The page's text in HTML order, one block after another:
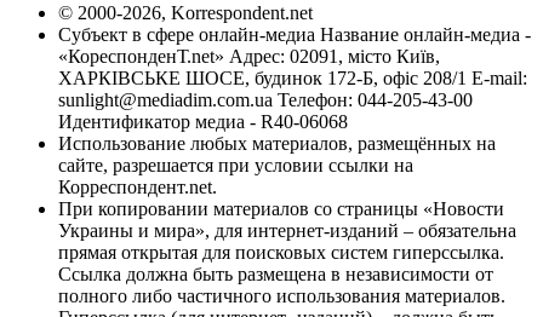
© 2000-2026, Korrespondent.net
Субъект в сфере онлайн-медиа Название онлайн-медиа -
«КореспонденТ.net» Адрес: 02091, місто Київ,
ХАРКІВСЬКЕ ШОСЕ, будинок 172-Б, офіс 208/1 E-mail:
sunlight@mediadim.com.ua Телефон: 044-205-43-00
Идентификатор медиа - R40-06068
Использование любых материалов, размещённых на
сайте, разрешается при условии ссылки на
Корреспондент.net.
При копировании материалов со страницы «Новости
Украины и мира», для интернет-изданий – обязательна
прямая открытая для поисковых систем гиперссылка.
Ссылка должна быть размещена в независимости от
полного либо частичного использования материалов.